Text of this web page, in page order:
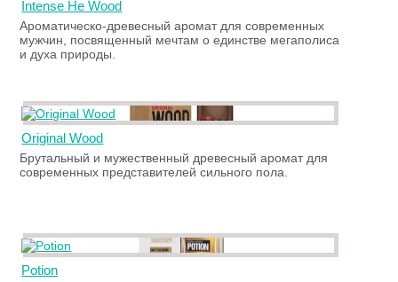
Intense He Wood
Ароматическо-древесный аромат для современных
мужчин, посвященный мечтам о единстве мегаполиса
и духа природы.
Original Wood
Брутальный и мужественный древесный аромат для
современных представителей сильного пола.
Potion